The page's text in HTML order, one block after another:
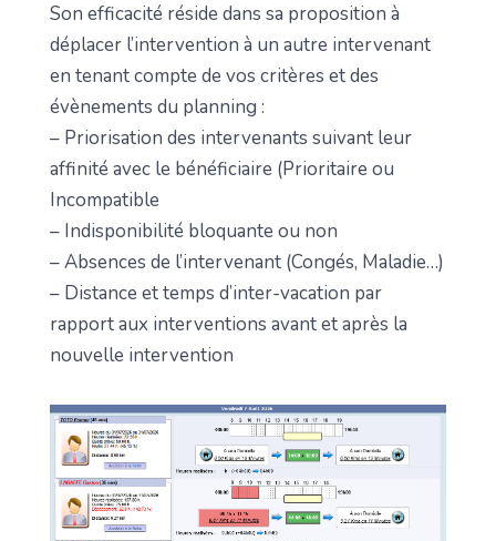
Son efficacité réside dans sa proposition à
déplacer l’intervention à un autre intervenant
en tenant compte de vos critères et des
évènements du planning :
– Priorisation des intervenants suivant leur
affinité avec le bénéficiaire (Prioritaire ou
Incompatible
– Indisponibilité bloquante ou non
– Absences de l’intervenant (Congés, Maladie…)
– Distance et temps d’inter-vacation par
rapport aux interventions avant et après la
nouvelle intervention